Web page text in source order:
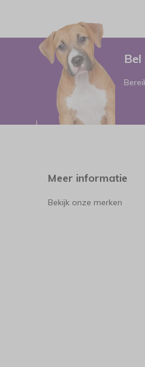
Meer informatie
Bekijk onze merken